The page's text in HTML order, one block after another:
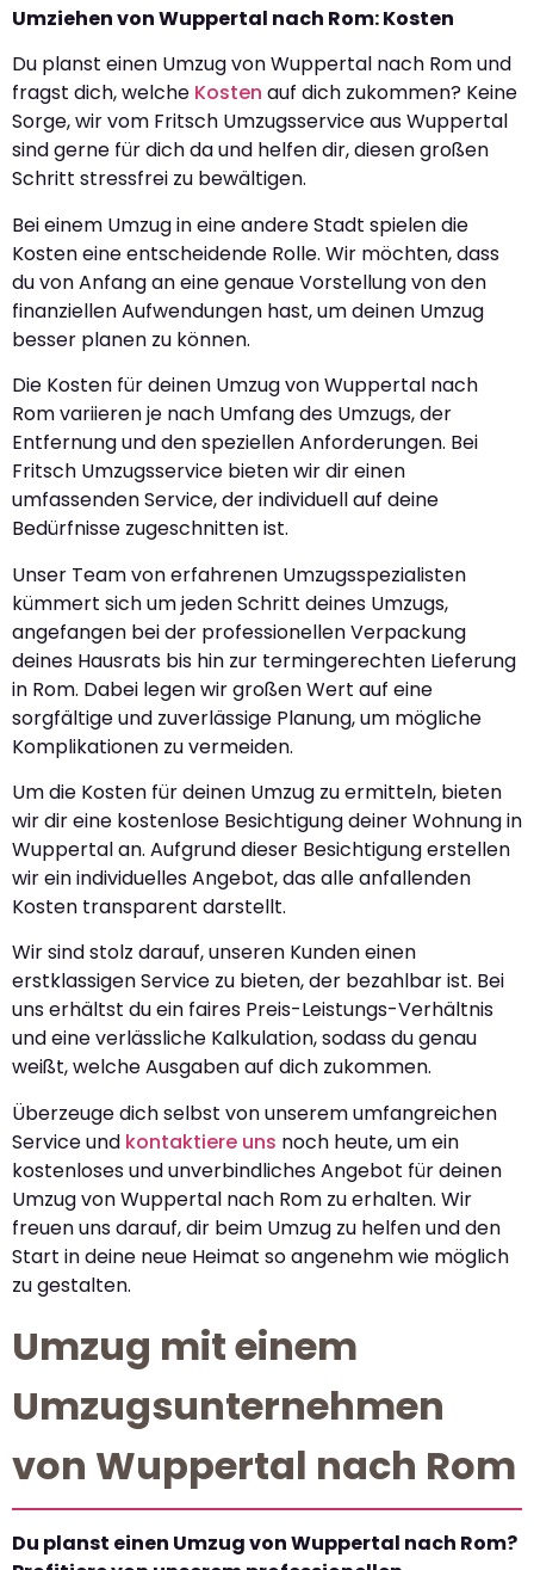
Umziehen von Wuppertal nach Rom: Kosten
Du planst einen Umzug von Wuppertal nach Rom und
fragst dich, welche Kosten auf dich zukommen? Keine
Sorge, wir vom Fritsch Umzugsservice aus Wuppertal
sind gerne für dich da und helfen dir, diesen großen
Schritt stressfrei zu bewältigen.
Bei einem Umzug in eine andere Stadt spielen die
Kosten eine entscheidende Rolle. Wir möchten, dass
du von Anfang an eine genaue Vorstellung von den
finanziellen Aufwendungen hast, um deinen Umzug
besser planen zu können.
Die Kosten für deinen Umzug von Wuppertal nach
Rom variieren je nach Umfang des Umzugs, der
Entfernung und den speziellen Anforderungen. Bei
Fritsch Umzugsservice bieten wir dir einen
umfassenden Service, der individuell auf deine
Bedürfnisse zugeschnitten ist.
Unser Team von erfahrenen Umzugsspezialisten
kümmert sich um jeden Schritt deines Umzugs,
angefangen bei der professionellen Verpackung
deines Hausrats bis hin zur termingerechten Lieferung
in Rom. Dabei legen wir großen Wert auf eine
sorgfältige und zuverlässige Planung, um mögliche
Komplikationen zu vermeiden.
Um die Kosten für deinen Umzug zu ermitteln, bieten
wir dir eine kostenlose Besichtigung deiner Wohnung in
Wuppertal an. Aufgrund dieser Besichtigung erstellen
wir ein individuelles Angebot, das alle anfallenden
Kosten transparent darstellt.
Wir sind stolz darauf, unseren Kunden einen
erstklassigen Service zu bieten, der bezahlbar ist. Bei
uns erhältst du ein faires Preis-Leistungs-Verhältnis
und eine verlässliche Kalkulation, sodass du genau
weißt, welche Ausgaben auf dich zukommen.
Überzeuge dich selbst von unserem umfangreichen
Service und kontaktiere uns noch heute, um ein
kostenloses und unverbindliches Angebot für deinen
Umzug von Wuppertal nach Rom zu erhalten. Wir
freuen uns darauf, dir beim Umzug zu helfen und den
Start in deine neue Heimat so angenehm wie möglich
zu gestalten.
Umzug mit einem
Umzugsunternehmen
von Wuppertal nach Rom
Du planst einen Umzug von Wuppertal nach Rom?